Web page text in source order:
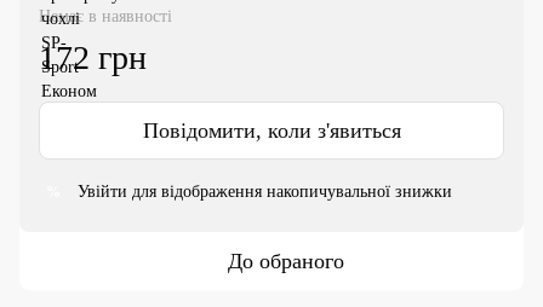
Немає в наявності
172 грн
Повідомити, коли з'явиться
Увійти для відображення накопичувальної знижки
До обраного